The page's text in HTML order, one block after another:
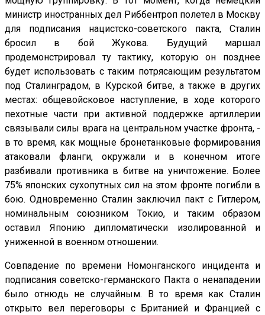
министр иностранных дел Риббентроп полетел в Москву
для подписания нацистско-советского пакта, Сталин
бросил в бой Жукова. Будущий маршал
продемонстрировал ту тактику, которую он позднее
будет использовать с таким потрясающим результатом
под Сталинградом, в Курской битве, а также в других
местах: общевойсковое наступление, в ходе которого
пехотные части при активной поддержке артиллерии
связывали силы врага на центральном участке фронта, -
в то время, как мощные бронетанковые формирования
атаковали фланги, окружали и в конечном итоге
разбивали противника в битве на уничтожение. Более
75% японских сухопутных сил на этом фронте погибли в
бою. Одновременно Сталин заключил пакт с Гитлером,
номинальным союзником Токио, и таким образом
оставил Японию дипломатически изолированной и
униженной в военном отношении.
Совпадение по времени Номонганского инцидента и
подписания советско-германского Пакта о ненападении
было отнюдь не случайным. В то время как Сталин
открыто вел переговоры с Британией и Францией с